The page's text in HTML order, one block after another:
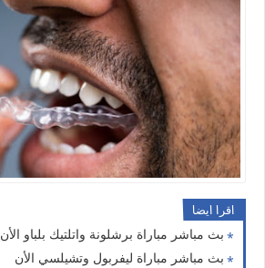
اقرا ايضا
بث مباشر مباراة برشلونة واتلتيك بلباو الأن
بث مباشر مباراة ليفربول وتشيلسي الأن